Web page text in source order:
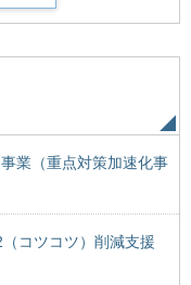
業（重点対策加速化事
コツコツ）削減支援